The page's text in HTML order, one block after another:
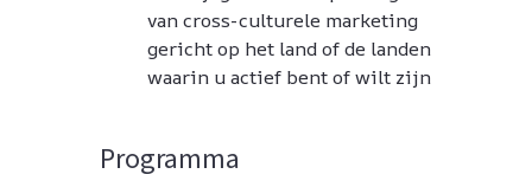
van cross-culturele marketing
gericht op het land of de landen
waarin u actief bent of wilt zijn
Programma